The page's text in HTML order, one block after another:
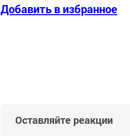
Добавить в избранное
Оставляйте реакции